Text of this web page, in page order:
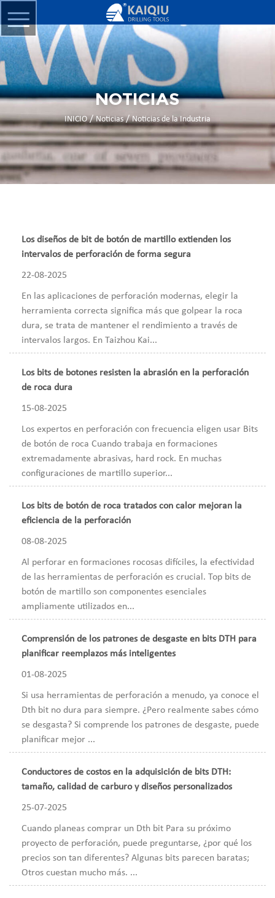
NOTICIAS
INICIO/Noticias/Noticias de la Industria
Los diseños de bit de botón de martillo extienden los
intervalos de perforación de forma segura
22-08-2025
En las aplicaciones de perforación modernas, elegir la
herramienta correcta significa más que golpear la roca
dura, se trata de mantener el rendimiento a través de
intervalos largos. En Taizhou Kai...
Los bits de botones resisten la abrasión en la perforación
de roca dura
15-08-2025
Los expertos en perforación con frecuencia eligen usar Bits
de botón de roca Cuando trabaja en formaciones
extremadamente abrasivas, hard rock. En muchas
configuraciones de martillo superior...
Los bits de botón de roca tratados con calor mejoran la
eficiencia de la perforación
08-08-2025
Al perforar en formaciones rocosas difíciles, la efectividad
de las herramientas de perforación es crucial. Top bits de
botón de martillo son componentes esenciales
ampliamente utilizados en...
Comprensión de los patrones de desgaste en bits DTH para
planificar reemplazos más inteligentes
01-08-2025
Si usa herramientas de perforación a menudo, ya conoce el
Dth bit no dura para siempre. ¿Pero realmente sabes cómo
se desgasta? Si comprende los patrones de desgaste, puede
planificar mejor ...
Conductores de costos en la adquisición de bits DTH:
tamaño, calidad de carburo y diseños personalizados
25-07-2025
Cuando planeas comprar un Dth bit Para su próximo
proyecto de perforación, puede preguntarse, ¿por qué los
precios son tan diferentes? Algunas bits parecen baratas;
Otros cuestan mucho más. ...